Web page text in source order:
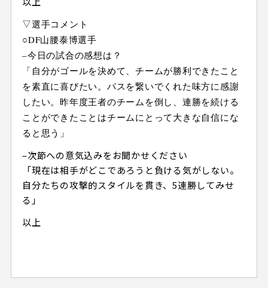
▽選手コメント
○DF山腰泰博選手
–今日の試合の感想は？
「自分がゴールを決めて、チームが勝利できたこと
を素直に喜びたい。パスを繋いでくれた味方に感謝
したい。昨年度王者のチームを倒し、連勝を続ける
ことができたことはチームにとって大きな自信にな
ると思う」
–次節への意気込みをお聞かせください
「現在は相手がどこであろうと負ける気がしない。
自分たちの攻撃的スタイルを貫き、5連勝してみせ
る」
以上